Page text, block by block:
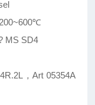
MS SD4
，Art 05354A